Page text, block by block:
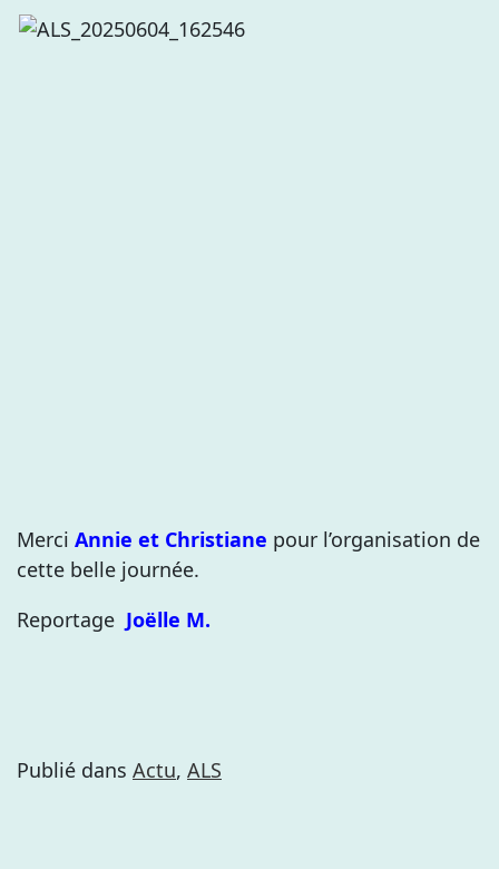
Merci Annie et Christiane pour l’organisation de
cette belle journée.
Reportage Joëlle M.
Publié dans Actu, ALS